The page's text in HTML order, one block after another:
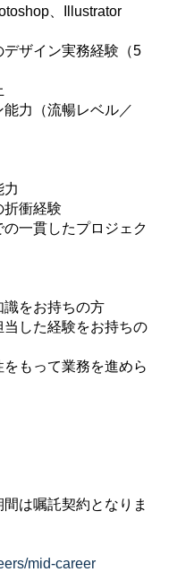
、Illustrator
ザイン実務経験（5
力（流暢レベル／
力
折衝経験
一貫したプロジェク
識をお持ちの方
した経験をお持ちの
もって業務を進めら
は嘱託契約となりま
mid-career